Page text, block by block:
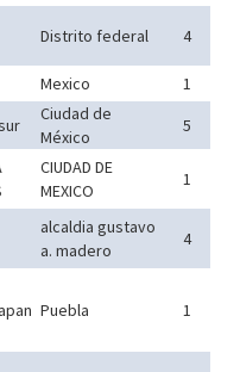
Distrito federal
4
Mexico
1
Ciudad de
México
5
CIUDAD DE
MEXICO
1
alcaldia gustavo
a. madero
4
Puebla 1